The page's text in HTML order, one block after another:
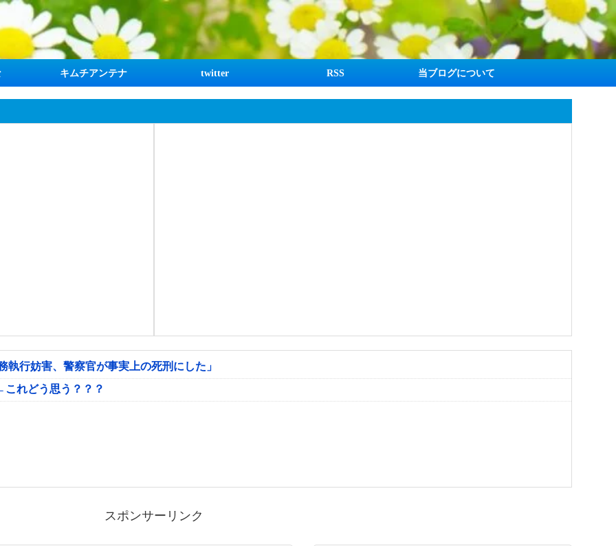
キムチアンテナ twitter RSS 当ブログについて
行妨害、警察官が事実上の死刑にした」
れどう思う？？？
スポンサーリンク